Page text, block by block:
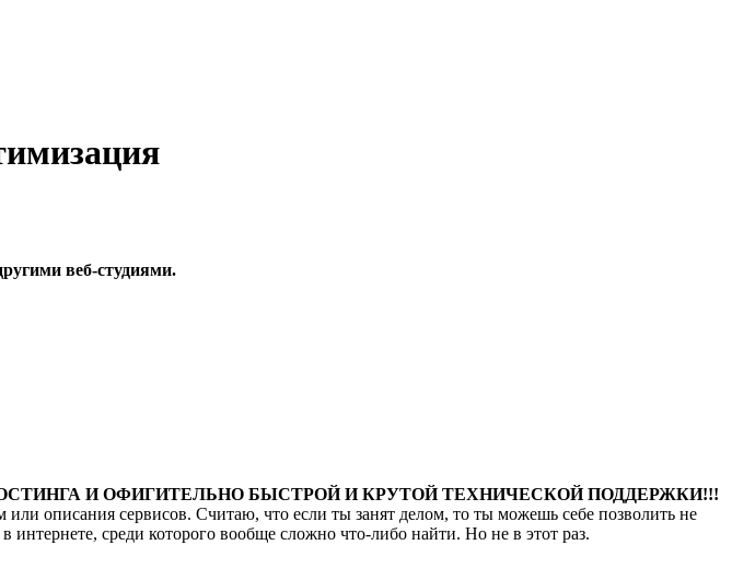
веб-студиями.
И ОФИГИТЕЛЬНО БЫСТРОЙ И КРУТОЙ ТЕХНИЧЕСКОЙ ПОДДЕРЖКИ!!!
описания сервисов. Считаю, что если ты занят делом, то ты можешь себе позволить не
среди которого вообще сложно что-либо найти. Но не в этот раз.